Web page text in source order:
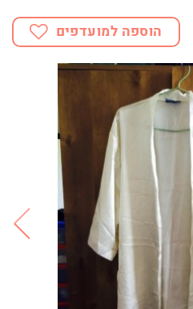
הוספה למועדפים